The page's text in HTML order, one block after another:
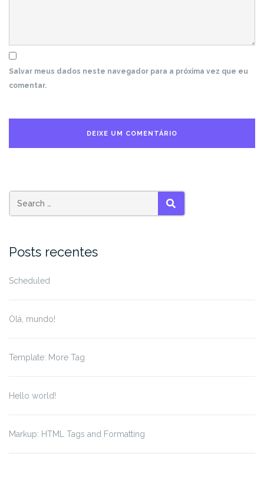
Salvar meus dados neste navegador para a próxima vez que eu
comentar.
Search
for:
SEARCH
Posts recentes
Scheduled
Olá, mundo!
Template: More Tag
Hello world!
Markup: HTML Tags and Formatting